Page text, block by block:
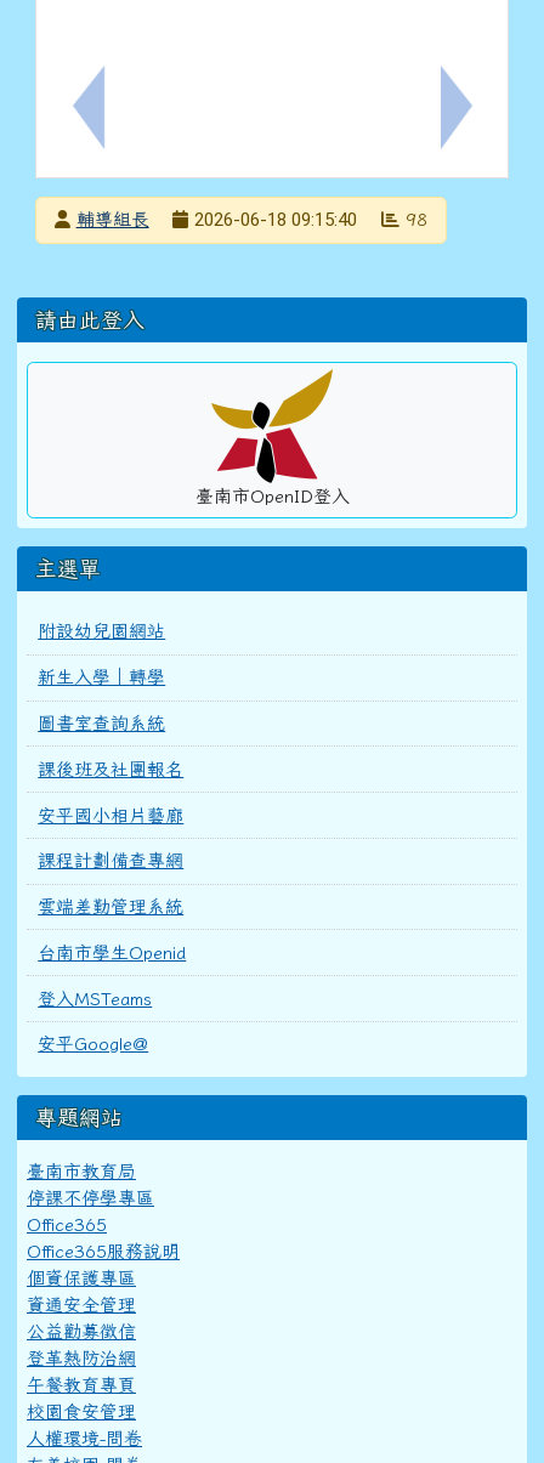
上一筆：轉知家庭教育中心辦理「『親情無距.愛延千里
下一筆：
發布者輔導組長
2026-06-18 09:15:40 98
左邊區域內容
請由此登入
臺南市OpenID登入
主選單
附設幼兒園網站
新生入學｜轉學
圖書室查詢系統
課後班及社團報名
安平國小相片藝廊
課程計劃備查專網
雲端差勤管理系統
台南市學生Openid
登入MSTeams
安平Google@
專題網站
臺南市教育局
停課不停學專區
Office365
Office365服務說明
個資保護專區
資通安全管理
公益勸募徵信
登革熱防治網
午餐教育專頁
校園食安管理
人權環境-問卷